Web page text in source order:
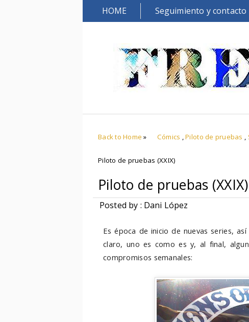
HOME Seguimiento y contacto
Back to Home » Cómics ,Piloto de pruebas ,
Piloto de pruebas (XXIX)
Piloto de pruebas (XXIX)
Posted by : Dani López
Es época de inicio de nuevas series,
claro, uno es como es y, al final,
compromisos semanales: